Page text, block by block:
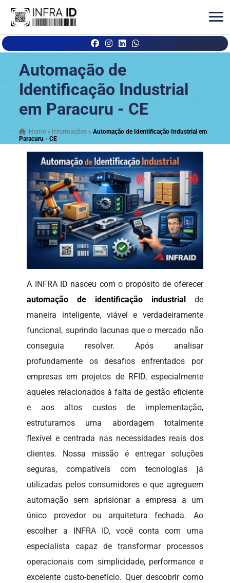
Automação de
Identificação Industrial
em Paracuru - CE
Home » Informações »Automação de Identificação Industrial em
Paracuru - CE
A INFRA ID nasceu com o propósito de oferecer
automação de identificação industrial
de
maneira inteligente, viável e verdadeiramente
funcional, suprindo lacunas que o mercado não
conseguia resolver. Após analisar
profundamente os desafios enfrentados por
empresas em projetos de RFID, especialmente
aqueles relacionados à falta de gestão eficiente
e aos altos custos de implementação,
estruturamos uma abordagem totalmente
flexível e centrada nas necessidades reais dos
clientes. Nossa missão é entregar soluções
seguras, compatíveis com tecnologias já
utilizadas pelos consumidores e que agreguem
automação sem aprisionar a empresa a um
único provedor ou arquitetura fechada. Ao
escolher a INFRA ID, você conta com uma
especialista capaz de transformar processos
operacionais com simplicidade, performance e
excelente custo-benefício. Quer descobrir como